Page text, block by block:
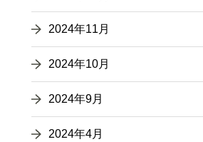
2024年11月
2024年10月
2024年9月
2024年4月